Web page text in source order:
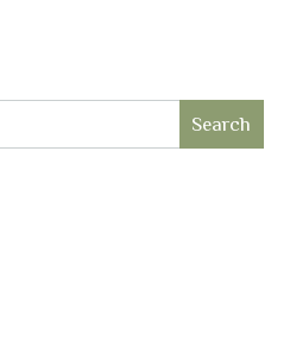
Search